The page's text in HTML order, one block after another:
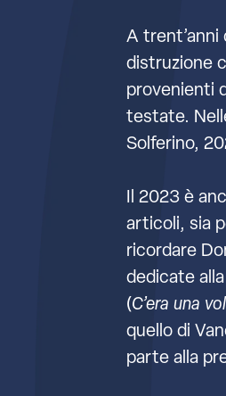
A trent’anni
distruzione
provenienti
testate.
Solferino,
Il 2023 è
articoli, sia
ricordare
dedicate
(C’era una
quello di
parte alla